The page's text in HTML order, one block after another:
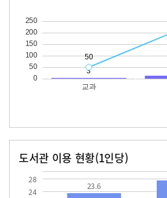
도서관 이용 현황(1인당)
24
28
23.6